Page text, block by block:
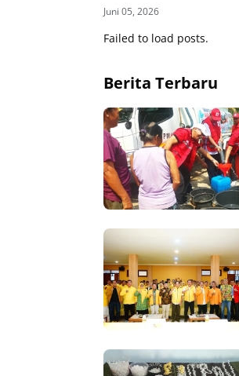
Juni 05, 2026
Failed to load posts.
Berita Terbaru